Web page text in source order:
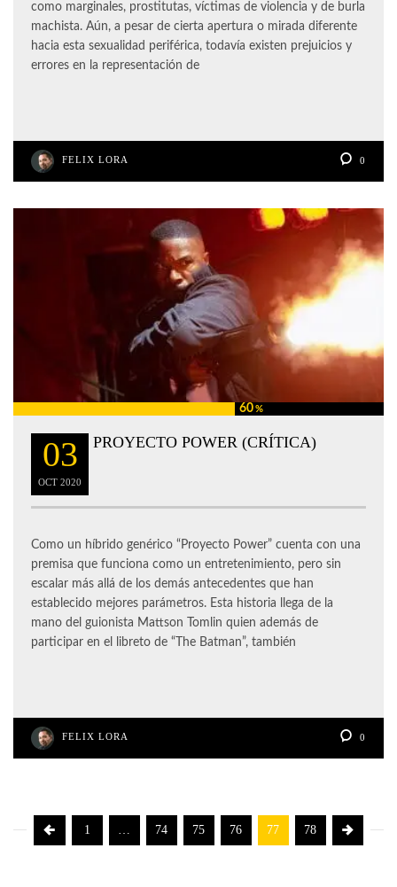
como marginales, prostitutas, víctimas de violencia y de burla
machista. Aún, a pesar de cierta apertura o mirada diferente
hacia esta sexualidad periférica, todavía existen prejuicios y
errores en la representación de
FELIX LORA 0
60%
03
OCT 2020
PROYECTO POWER (CRÍTICA)
Como un híbrido genérico “Proyecto Power” cuenta con una
premisa que funciona como un entretenimiento, pero sin
escalar más allá de los demás antecedentes que han
establecido mejores parámetros. Esta historia llega de la
mano del guionista Mattson Tomlin quien además de
participar en el libreto de “The Batman”, también
FELIX LORA 0
1 … 74 75 76 77 78